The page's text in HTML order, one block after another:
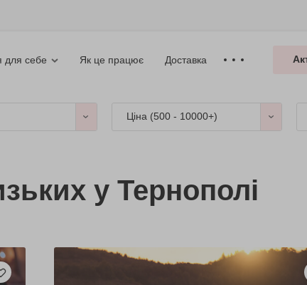
для себе Як це працює Доставка
Ціна (500 - 10000+)
у Тернополі